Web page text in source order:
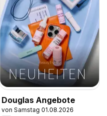
Douglas Angebote
von Samstag 01.08.2026